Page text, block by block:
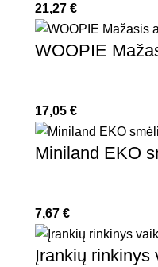
21,27 €
WOOPIE
17,05 €
Miniland EKO
7,67 €
Įrankių rinkinys